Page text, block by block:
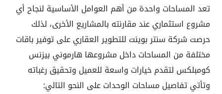
تعد المساحات واحدة من أهم العوامل الأساسية لنجاح أي
مشروع استثماري عند مقارنته بالمشاريع الأخرى، لذلك
حرصت شركة سنتر بوينت للتطوير العقاري على توفير باقات
مختلفة من المساحات داخل مشروعها هارموني بيزنس
كومبلكس لتقدم خيارات واسعة للعميل وتحقيق رغباته
وتأتي تفاصيل مساحات الوحدات على النحو التالي: